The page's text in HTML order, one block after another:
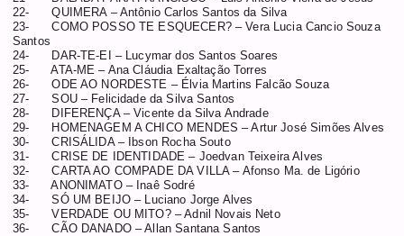
22-
QUIMERA – Antônio Carlos Santos da Silva
23-
COMO POSSO TE ESQUECER? – Vera Lucia Cancio Souza
Santos
24-
DAR-TE-EI – Lucymar dos Santos Soares
25-
ATA-ME – Ana Cláudia Exaltação Torres
26-
ODE AO NORDESTE – Élvia Martins Falcão Souza
27-
SOU – Felicidade da Silva Santos
28-
DIFERENÇA – Vicente da Silva Andrade
29-
HOMENAGEM A CHICO MENDES – Artur José Simões Alves
30-
CRISÁLIDA – Ibson Rocha Souto
31-
CRISE DE IDENTIDADE – Joedvan Teixeira Alves
32-
CARTA AO COMPADE DA VILLA – Afonso Ma. de Ligório
33-
ANONIMATO – Inaê Sodré
34-
SÓ UM BEIJO – Luciano Jorge Alves
35-
VERDADE OU MITO? – Adnil Novais Neto
36-
CÃO DANADO – Allan Santana Santos